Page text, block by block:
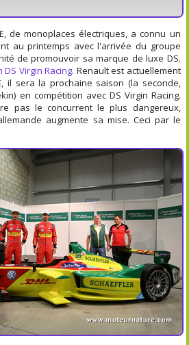
de monoplaces électriques, a connu un
au printemps avec l'arrivée du groupe
de promouvoir sa marque de luxe DS.
Virgin Racing. Renault est actuellement
il sera la prochaine saison (la seconde,
en compétition avec DS Virgin Racing.
pas le concurrent le plus dangereux,
augmente sa mise. Ceci par le